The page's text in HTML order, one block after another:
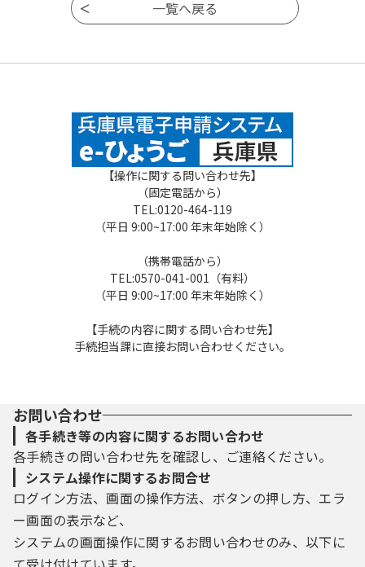
【操作に関する問い合わせ先】
（固定電話から）
TEL:0120-464-119
（平日 9:00~17:00 年末年始除く）
（携帯電話から）
TEL:0570-041-001（有料）
（平日 9:00~17:00 年末年始除く）
【手続の内容に関する問い合わせ先】
手続担当課に直接お問い合わせください。
お問い合わせ
各手続き等の内容に関するお問い合わせ
各手続きの問い合わせ先を確認し、ご連絡ください。
システム操作に関するお問合せ
ログイン方法、画面の操作方法、ボタンの押し方、エラ
ー画面の表示など、
システムの画面操作に関するお問い合わせのみ、以下に